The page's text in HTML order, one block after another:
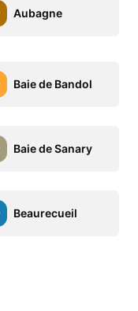
Aubagne
Baie de Bandol
Baie de Sanary
Beaurecueil